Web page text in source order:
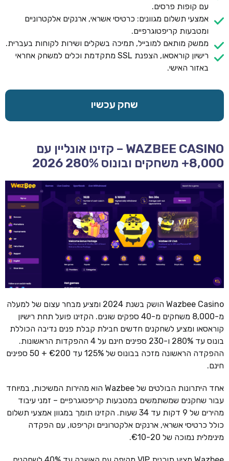
עם קופות פרסים.
אמצעי תשלום מגוונים: כרטיסי אשראי, ארנקים אלקטרוניים
ומטבעות קריפטוגרפיים.
ממשק מותאם למובייל, תמיכה בשקלים ושירות לקוחות בעברית.
רישיון קוראסאו, הצפנת SSL מתקדמת וכלים למשחק אחראי
באזור האישי.
שחק עכשיו
WAZBEE CASINO – קזינו אונליין עם
8,000+ משחקים ובונוס 280% 2026
Wazbee Casino הושק בשנת 2024 ומציע מבחר עצום של למעלה
מ-8,000 משחקים מ-40 ספקים שונים. הקזינו פועל תחת רישיון
קוראסאו ומציע לשחקנים חדשים חבילת קבלת פנים נדיבה הכוללת
בונוס עד 280% ו-230 ספינים חינם על 4 ההפקדות הראשונות.
ההפקדה הראשונה מזכה בבונוס של 125% עד €200 + 50 ספינים
חינם.
אחד היתרונות הבולטים של Wazbee הוא מהירות המשיכות, במיוחד
עבור שחקנים שמשתמשים במטבעות קריפטוגרפיים – זמני עיבוד
מהירים של 9 דקות עד 34 שעות. הקזינו תומך במגוון אמצעי תשלום
כולל כרטיסי אשראי, ארנקים אלקטרוניים וקריפטו, עם הפקדה
מינימלית נמוכה של €10-20.